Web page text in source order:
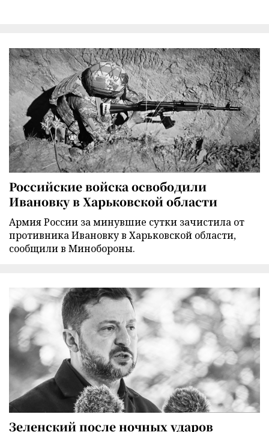
Российские войска освободили
Ивановку в Харьковской области
Армия России за минувшие сутки зачистила от
противника Ивановку в Харьковской области,
сообщили в Минобороны.
Зеленский после ночных ударов